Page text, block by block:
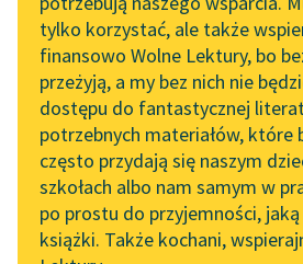
Lab
Zapraszamy na spotkanie
online z tłumaczkami
literatury skandynawskiej
Spotkanie z Katarzyną
Tunkiel w Oslo
102. lata temu zmarł
Joseph Conrad
API
tylko korzystać, ale także
finansowo Wolne Lektury, bo
przeżyją, a my bez nich nie
dostępu do fantastycznej
potrzebnych materiałów, które
często przydają się naszym
szkołach albo nam samym w
po prostu do przyjemności,
książki. Także kochani,
Poezje dla dzieci do lat 10, część II
Nasz świat
Dzień dobry
Czytanie